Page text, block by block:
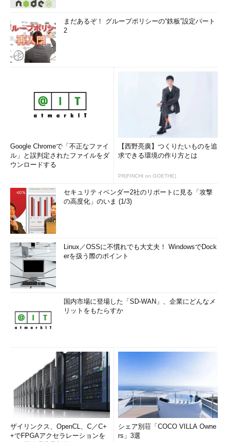
まだあるぞ！ グループポリシーの“鉄板”設定パート
2
Google Chromeで「不正なファイ
ル」と誤判定されたファイルをダ
ウンロードする
【西野亮廣】つくりたいものを追
求できる環境の作り方とは
PR(FINCHI on GOETHE)
セキュリティベンダー2社のリポートに見る「攻撃
の高度化」のいま (1/3)
Linux／OSSに不慣れでも大丈夫！ WindowsでDock
erを扱う際のポイント
国内市場に登場した「SD-WAN」、企業にどんなメ
リットをもたらすか
ザイリンクス、OpenCL、C／C+
+でFPGAアクセラレーションを
シェア別荘「COCO VILLA Owne
rs」3選